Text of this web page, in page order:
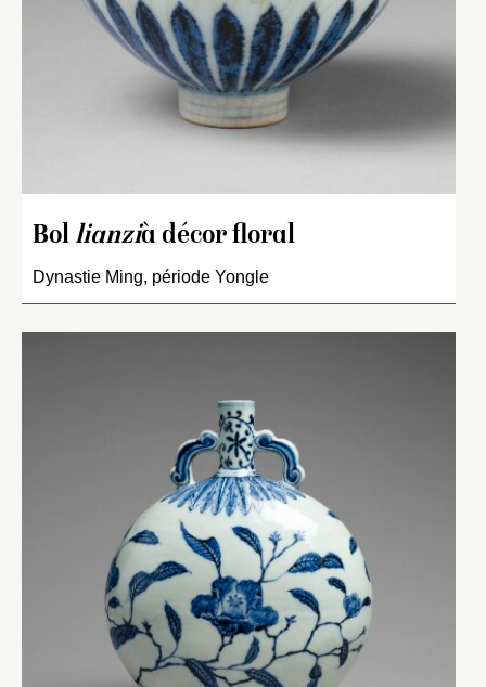
Bol lianzià décor floral
Dynastie Ming, période Yongle